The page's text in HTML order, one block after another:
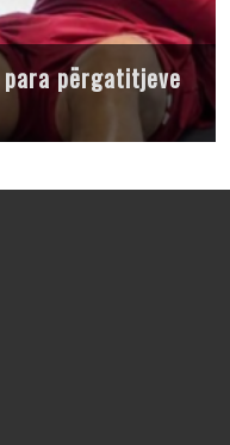
përgatitjeve